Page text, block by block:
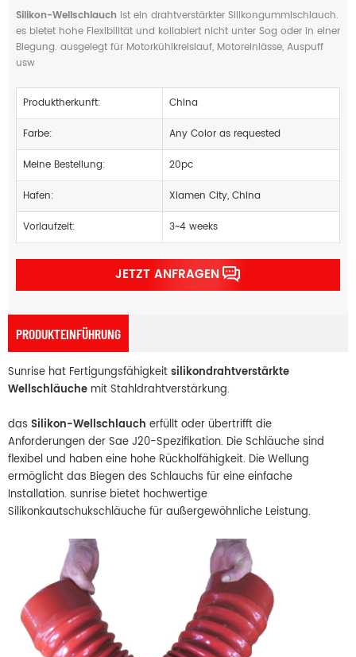
Silikon-Wellschlauch ist ein drahtverstärkter Silikongummischlauch.
es bietet hohe Flexibilität und kollabiert nicht unter Sog oder in einer
Biegung. ausgelegt für Motorkühlkreislauf, Motoreinlässe, Auspuff
usw
Produktherkunft: China
Farbe: Any Color as requested
Meine Bestellung: 20pc
Hafen: Xiamen City, China
Vorlaufzeit: 3~4 weeks
JETZT ANFRAGEN
PRODUKTEINFÜHRUNG
Sunrise hat Fertigungsfähigkeitsilikondrahtverstärkte
Wellschläuche mit Stahldrahtverstärkung.
das Silikon-Wellschlauch erfüllt oder übertrifft die
Anforderungen der Sae J20-Spezifikation. Die Schläuche sind
flexibel und haben eine hohe Rückholfähigkeit. Die Wellung
ermöglicht das Biegen des Schlauchs für eine einfache
Installation. sunrise bietet hochwertige
Silikonkautschukschläuche für außergewöhnliche Leistung.